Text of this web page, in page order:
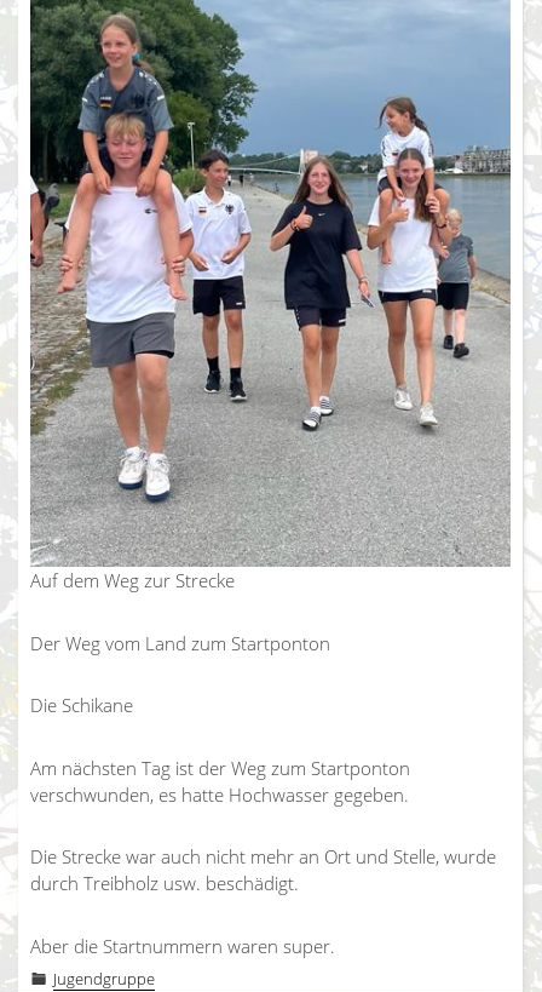
Auf dem Weg zur Strecke
Der Weg vom Land zum Startponton
Die Schikane
Am nächsten Tag ist der Weg zum Startponton
verschwunden, es hatte Hochwasser gegeben.
Die Strecke war auch nicht mehr an Ort und Stelle, wurde
durch Treibholz usw. beschädigt.
Aber die Startnummern waren super.
Jugendgruppe